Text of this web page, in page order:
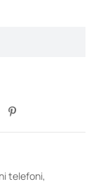
telefoni,